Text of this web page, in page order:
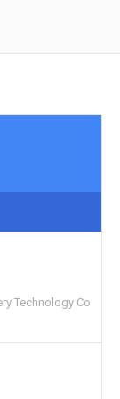
Technology Co